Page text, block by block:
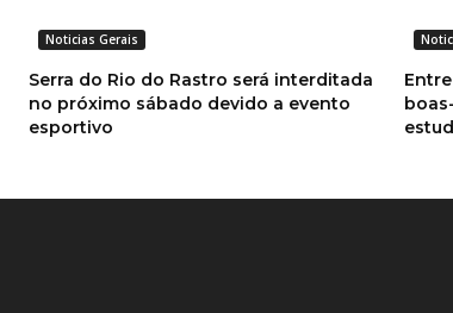
Noticias Gerais
Serra do Rio do Rastro será interditada
no próximo sábado devido a evento
esportivo